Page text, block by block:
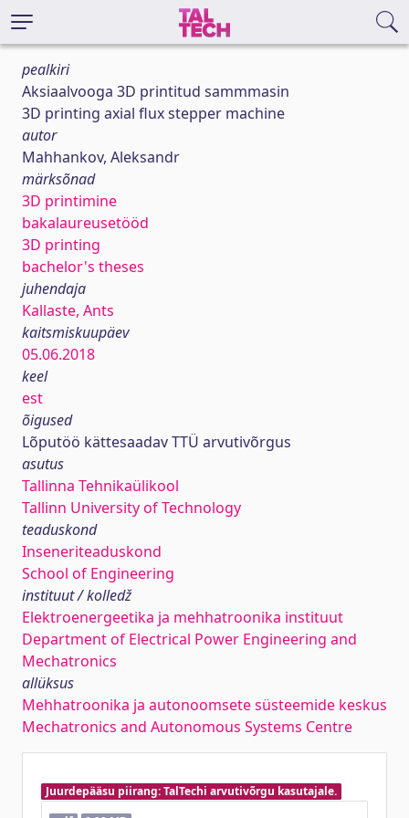
pealkiri
Aksiaalvooga 3D printitud sammmasin
3D printing axial flux stepper machine
autor
Mahhankov, Aleksandr
märksõnad
3D printimine
bakalaureusetööd
3D printing
bachelor's theses
juhendaja
Kallaste, Ants
kaitsmiskuupäev
05.06.2018
keel
est
õigused
Lõputöö kättesaadav TTÜ arvutivõrgus
asutus
Tallinna Tehnikaülikool
Tallinn University of Technology
teaduskond
Inseneriteaduskond
School of Engineering
instituut / kolledž
Elektroenergeetika ja mehhatroonika instituut
Department of Electrical Power Engineering and
Mechatronics
allüksus
Mehhatroonika ja autonoomsete süsteemide keskus
Mechatronics and Autonomous Systems Centre
Juurdepääsu piirang: TalTechi arvutivõrgu kasutajale.